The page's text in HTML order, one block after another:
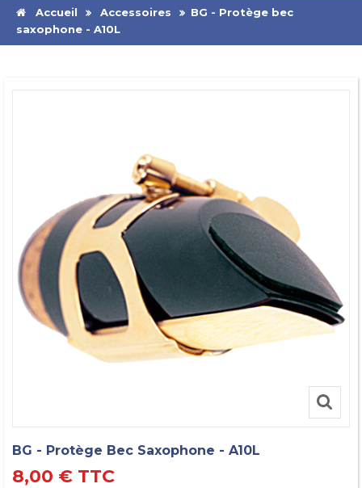
Accueil Accessoires
BG - Protège bec
saxophone - A10L
BG - Protège Bec Saxophone - A10L
8,00 € TTC